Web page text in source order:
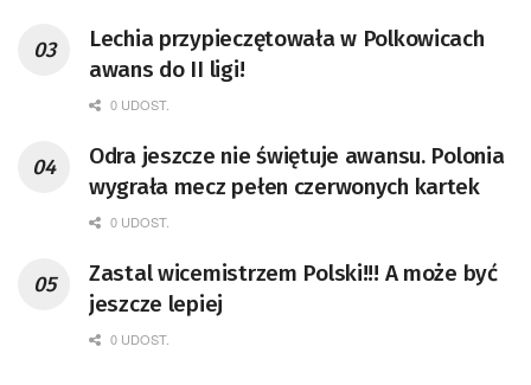
Lechia przypieczętowała w Polkowicach
awans do II ligi!
0 UDOST.
Odra jeszcze nie świętuje awansu. Polonia
wygrała mecz pełen czerwonych kartek
0 UDOST.
Zastal wicemistrzem Polski!!! A może być
jeszcze lepiej
0 UDOST.